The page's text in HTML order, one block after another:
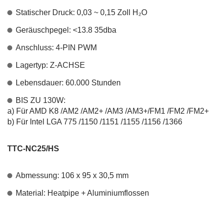
Statischer Druck: 0,03 ~ 0,15 Zoll H₂O
Geräuschpegel: <13.8 35dba
Anschluss: 4-PIN PWM
Lagertyp: Z-ACHSE
Lebensdauer: 60.000 Stunden
BIS ZU 130W:
a) Für AMD K8 /AM2 /AM2+ /AM3 /AM3+/FM1 /FM2 /FM2+
b) Für Intel LGA 775 /1150 /1151 /1155 /1156 /1366
TTC-NC25/HS
Abmessung: 106 x 95 x 30,5 mm
Material: Heatpipe + Aluminiumflossen